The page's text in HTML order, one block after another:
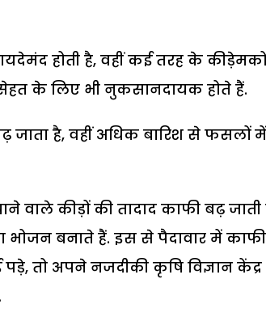
होती है, वहीं कई तरह के
के लिए भी नुकसानदायक होते हैं.
है, वहीं अधिक बारिश से फसलों
कीड़ों की तादाद काफी बढ़ जाती
बनाते हैं. इस से पैदावार में
तो अपने नजदीकी कृषि विज्ञान